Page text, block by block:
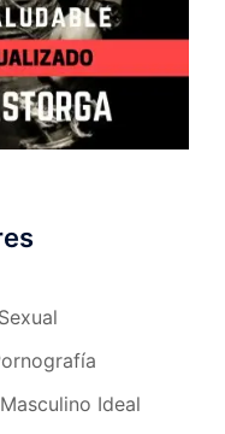
Ideal